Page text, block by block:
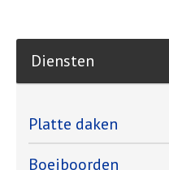
Diensten
Platte daken
Boeiboorden